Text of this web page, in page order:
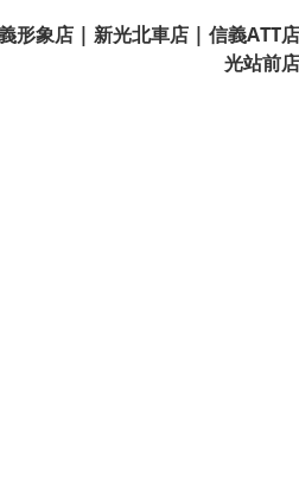
形象店 | 新光北車店 | 信義ATT
光站前店